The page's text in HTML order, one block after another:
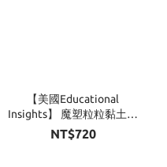
【美國Educational
Insights】 魔塑粒粒黏土－
ABC學習組
NT$720